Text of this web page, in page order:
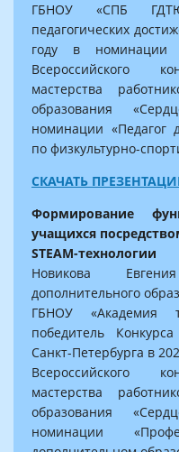
ГБНОУ «СПБ
педагогических
году в
Всероссийского
мастерства
образования
номинации «Педагог
по физкультурно-
СКАЧАТЬ
Формирование
учащихся
STEAM-технологии
Новикова
дополнительного
ГБНОУ «Академия
победитель
Санкт-Петербурга в
Всероссийского
мастерства
образования
номинации